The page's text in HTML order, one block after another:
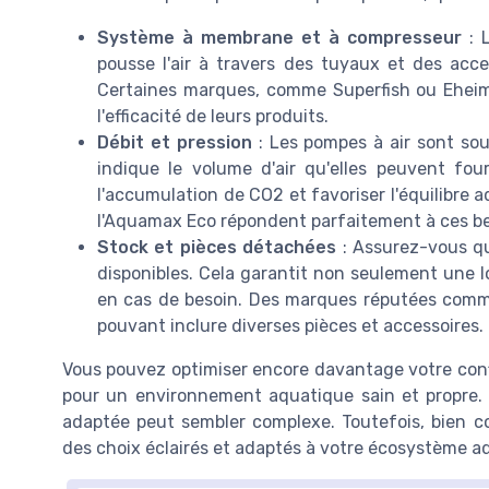
Système à membrane et à compresseur :
pousse l'air à travers des tuyaux et des
Certaines marques, comme Superfish ou
l'efficacité de leurs produits.
Débit et pression : Les pompes à air sont
indique le volume d'air qu'elles peuvent
l'accumulation de CO2 et favoriser l'équilibre
l'Aquamax Eco répondent parfaitement à ces
Stock et pièces détachées : Assurez-vous
disponibles. Cela garantit non seulement une
en cas de besoin. Des marques réputées
pouvant inclure diverses pièces et accessoires.
Vous pouvez optimiser encore davantage votre
pour un environnement aquatique sain et
adaptée peut sembler complexe. Toutefois, bien
des choix éclairés et adaptés à votre écosystème